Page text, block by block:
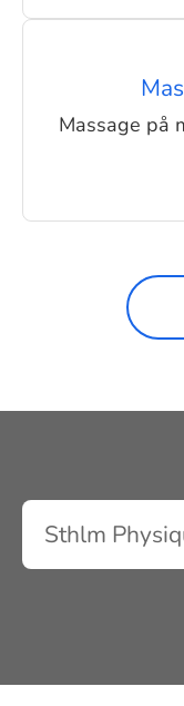
Massage på